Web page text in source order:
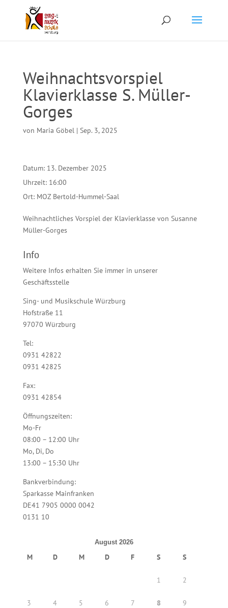
Weihnachtsvorspiel
Klavierklasse S. Müller-
Gorges
von Maria Göbel| Sep. 3, 2025
Datum: 13. Dezember 2025
Uhrzeit: 16:00
Ort: MOZ Bertold-Hummel-Saal
Weihnachtliches Vorspiel der Klavierklasse von Susanne
Müller-Gorges
Info
Weitere Infos erhalten Sie immer in unserer
Geschäftsstelle
Sing- und Musikschule Würzburg
Hofstraße 11
97070 Würzburg
Tel:
0931 42822
0931 42825
Fax:
0931 42854
Öffnungszeiten:
Mo-Fr
08:00 – 12:00 Uhr
Mo, Di, Do
13:00 – 15:30 Uhr
Bankverbindung:
Sparkasse Mainfranken
DE41 7905 0000 0042
0131 10
August 2026
M D M D F S S
1 2
3 4 5 6 7 8 9